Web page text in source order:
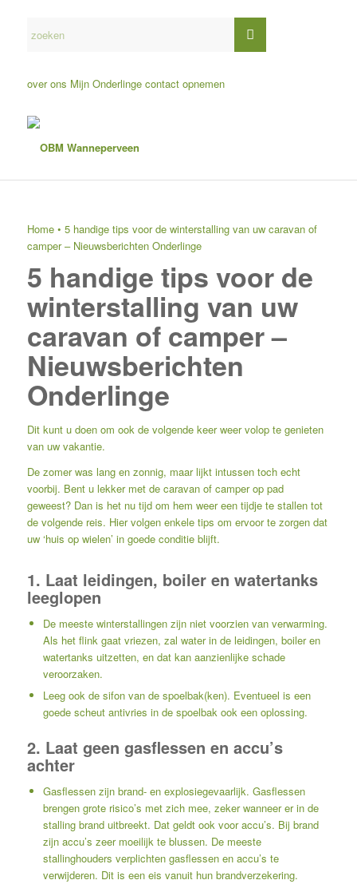
over ons Mijn Onderlinge contact opnemen
Home• 5 handige tips voor de winterstalling van uw caravan of
camper – Nieuwsberichten Onderlinge
5 handige tips voor de
winterstalling van uw
caravan of camper –
Nieuwsberichten
Onderlinge
Dit kunt u doen om ook de volgende keer weer volop te genieten
van uw vakantie.
De zomer was lang en zonnig, maar lijkt intussen toch echt
voorbij. Bent u lekker met de caravan of camper op pad
geweest? Dan is het nu tijd om hem weer een tijdje te stallen tot
de volgende reis. Hier volgen enkele tips om ervoor te zorgen dat
uw ‘huis op wielen’ in goede conditie blijft.
1. Laat leidingen, boiler en watertanks
leeglopen
De meeste winterstallingen zijn niet voorzien van verwarming.
Als het flink gaat vriezen, zal water in de leidingen, boiler en
watertanks uitzetten, en dat kan aanzienlijke schade
veroorzaken.
Leeg ook de sifon van de spoelbak(ken). Eventueel is een
goede scheut antivries in de spoelbak ook een oplossing.
2. Laat geen gasflessen en accu’s
achter
Gasflessen zijn brand- en explosiegevaarlijk. Gasflessen
brengen grote risico’s met zich mee, zeker wanneer er in de
stalling brand uitbreekt. Dat geldt ook voor accu’s. Bij brand
zijn accu’s zeer moeilijk te blussen. De meeste
stallinghouders verplichten gasflessen en accu’s te
verwijderen. Dit is een eis vanuit hun brandverzekering.